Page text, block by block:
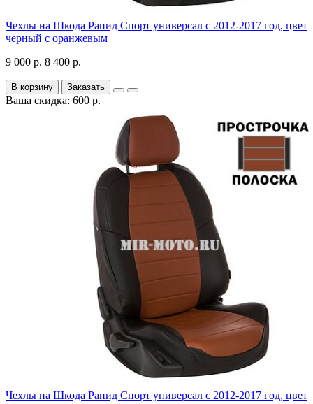
Чехлы на Шкода Рапид Спорт универсал с 2012-2017 год, цвет
черный с оранжевым
9 000 р. 8 400 р.
В корзину Заказать
Ваша скидка: 600 р.
Чехлы на Шкода Рапид Спорт универсал с 2012-2017 год, цвет